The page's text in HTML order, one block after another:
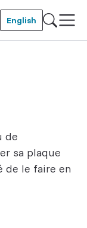
English
de
sa plaque
de le faire en